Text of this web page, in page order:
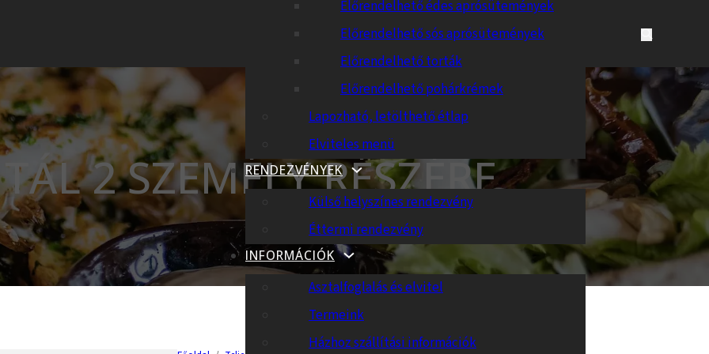
Előrendelhető édes aprósütemények
Előrendelhető sós aprósütemények
Előrendelhető torták
Előrendelhető pohárkrémek
Lapozható, letölthető étlap
Elviteles menü
RENDEZVÉNYEK
Külső helyszínes rendezvény
Éttermi rendezvény
INFORMÁCIÓK
Asztalfoglalás és elvitel
Termeink
Házhoz szállítási információk
2 SZEMÉLY RÉSZÉRE